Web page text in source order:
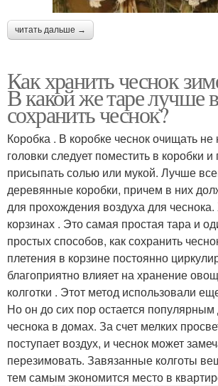
читать дальше →
Как хранить чеснок
В какой же таре лучше
сохранить чеснок?
Коробка . В коробке чеснок очищать
головки следует поместить в коробки
присыпать солью или мукой. Лучше
деревянные коробки, причем в них
для прохождения воздуха для
корзинах . Это самая простая тара и
простых способов, как сохранить
плетения в корзине постоянно
благоприятно влияет на хранение
колготки . Этот метод использовали
Но он до сих пор остается
чеснока в домах. За счет мелких
поступает воздух, и чеснок может
перезимовать. Завязанные колготы
тем самым экономится место в